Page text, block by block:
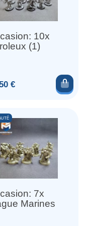
10x
(1)
€
7x
Marines